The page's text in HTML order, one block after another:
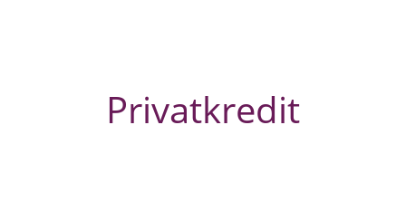
Privatkredit